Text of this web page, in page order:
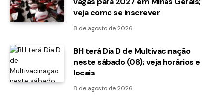
veja como se inscrever
8 de agosto de 2026
BH terá Dia D de Multivacinação
neste sábado (08); veja horários e
locais
8 de agosto de 2026